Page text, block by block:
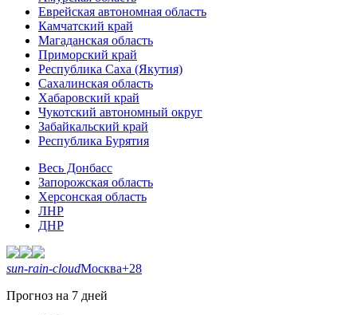
Еврейская автономная область
Камчатский край
Магаданская область
Приморский край
Республика Саха (Якутия)
Сахалинская область
Хабаровский край
Чукотский автономный округ
Забайкальский край
Республика Бурятия
Весь Донбасс
Запорожская область
Херсонская область
ЛНР
ДНР
sun-rain-cloudМосква+28
Прогноз на 7 дней